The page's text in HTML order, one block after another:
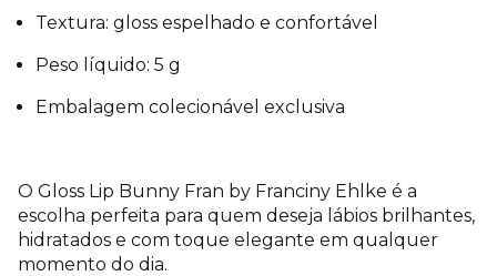
Textura: gloss espelhado e confortável
Peso líquido: 5 g
Embalagem colecionável exclusiva
O Gloss Lip Bunny Fran by Franciny Ehlke é a
escolha perfeita para quem deseja lábios brilhantes,
hidratados e com toque elegante em qualquer
momento do dia.